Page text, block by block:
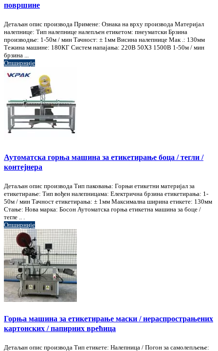
површине
Детаљан опис производа Примене: Ознака на врху производа Материјал
налепнице: Тип налепнице налепљен етикетом: пнеуматски Брзина
производње: 1-50м / мин Тачност: ± 1мм Висина налепнице Мак .: 130мм
Тежина машине: 180КГ Систем напајања: 220В 50ХЗ 1500В 1-50м / мин
брзина ...
Опширније
Аутоматска горња машина за етикетирање боца / тегли /
контејнера
Детаљан опис производа Тип паковања: Горњи етикетни материјал за
етикетирање: Тип вођен налепницама: Електрична брзина етикетирања: 1-
50м / мин Тачност етикетирања: ± 1мм Максимална ширина етикете: 130мм
Стање: Нова марка: Босон Аутоматска горња етикетна машина за боце /
тегле .. .
Опширније
Горња машина за етикетирање маски / нераспрострањених
картонских / папирних врећица
Детаљан опис производа Тип етикете: Налепница / Погон за самолепљење: